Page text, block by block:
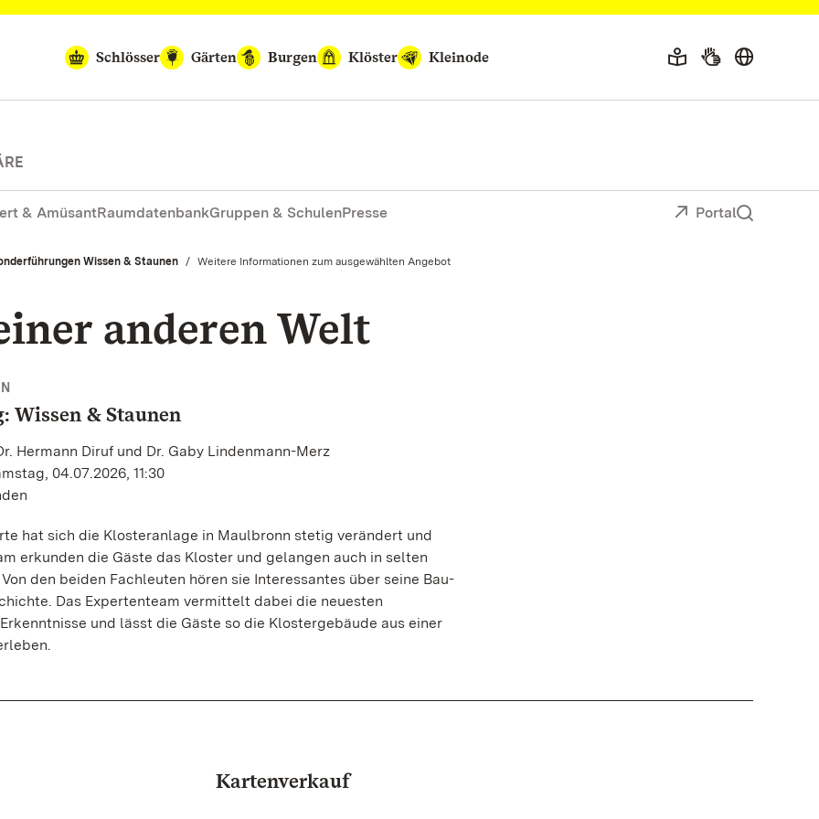
Schlösser Gärten Burgen Klöster Kleinode
& AmüsantRaumdatenbankGruppen & SchulenPresse Portal
Wissen & Staunen Aktuell:
Weitere Informationen zum ausgewählten Angebot
anderen Welt
Wissen & Staunen
Hermann Diruf und Dr. Gaby Lindenmann-Merz
04.07.2026, 11:30
hat sich die Klosteranlage in Maulbronn stetig verändert und
erkunden die Gäste das Kloster und gelangen auch in selten
den beiden Fachleuten hören sie Interessantes über seine Bau-
Das Expertenteam vermittelt dabei die neuesten
und lässt die Gäste so die Klostergebäude aus einer
Kartenverkauf